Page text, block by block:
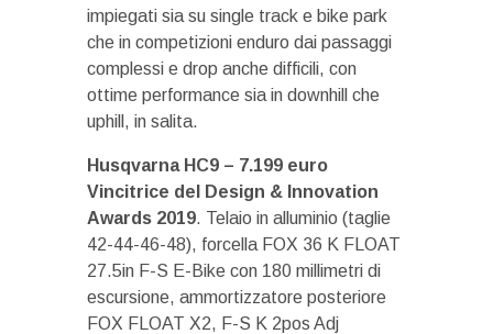
impiegati sia su single track e bike park
che in competizioni enduro dai passaggi
complessi e drop anche difficili, con
ottime performance sia in downhill che
uphill, in salita.
Husqvarna HC9 – 7.199 euro
Vincitrice del Design & Innovation
Awards 2019. Telaio in alluminio (taglie
42-44-46-48), forcella FOX 36 K FLOAT
27.5in F-S E-Bike con 180 millimetri di
escursione, ammortizzatore posteriore
FOX FLOAT X2, F-S K 2pos Adj